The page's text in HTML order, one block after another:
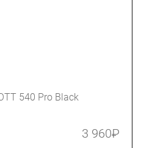
540 Pro Black
3 960₽